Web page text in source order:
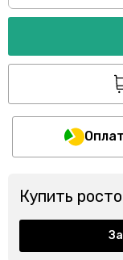
Купить